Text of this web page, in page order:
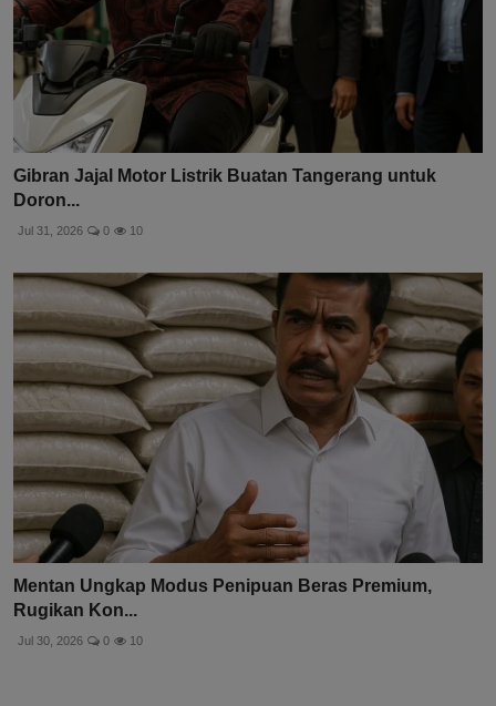
Gibran Jajal Motor Listrik Buatan Tangerang untuk
Doron...
Jul 31, 2026 0 10
Mentan Ungkap Modus Penipuan Beras Premium,
Rugikan Kon...
Jul 30, 2026 0 10